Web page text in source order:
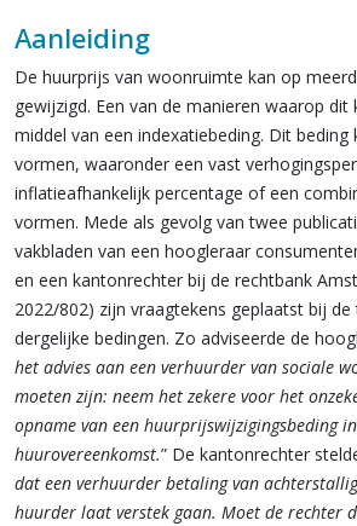
Aanleiding
De huurprijs van woonruimte kan op
gewijzigd. Een van de manieren waarop
middel van een indexatiebeding. Dit beding
vormen, waaronder een vast
inflatieafhankelijk percentage of een
vormen. Mede als gevolg van twee
vakbladen van een hoogleraar
en een kantonrechter bij de rechtbank
2022/802) zijn vraagtekens geplaatst bij
dergelijke bedingen. Zo adviseerde de
het advies aan een verhuurder van sociale
moeten zijn: neem het zekere voor het
opname van een huurprijswijzigingsbeding
huurovereenkomst.” De kantonrechter
dat een verhuurder betaling van
huurder laat verstek gaan. Moet de rechter